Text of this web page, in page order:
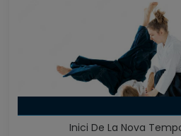
Inici De La Nova